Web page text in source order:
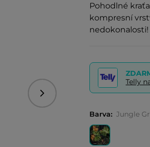
Pohodlné
kompresní
nedokonalosti!
Následující
Telly
Barva: Jungle